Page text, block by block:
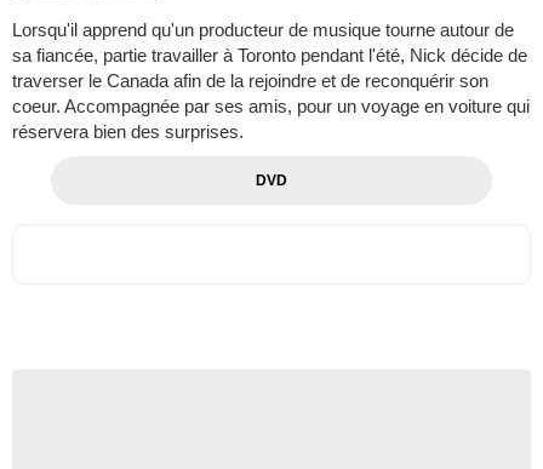
Lorsqu'il apprend qu'un producteur de musique tourne autour de
sa fiancée, partie travailler à Toronto pendant l'été, Nick décide de
traverser le Canada afin de la rejoindre et de reconquérir son
coeur. Accompagnée par ses amis, pour un voyage en voiture qui
réservera bien des surprises.
DVD